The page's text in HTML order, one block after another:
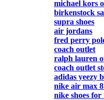
michael kors
birkenstock
supra shoes
air jordans
fred perry
coach outlet
ralph lauren
coach outlet
adidas yeezy
nike air max
nike shoes for